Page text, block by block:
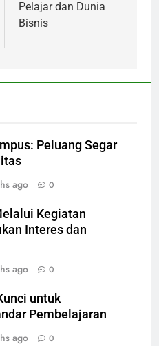
Pelajar dan Dunia
Bisnis
Peluang Segar
ago 0
Kegiatan
Interes dan
ago 0
untuk
Pembelajaran
ago 0